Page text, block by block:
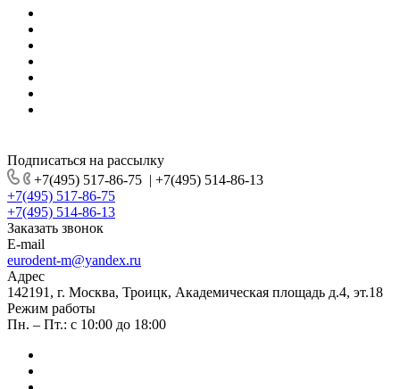
Подписаться на рассылку
+7(495) 517-86-75 | +7(495) 514-86-13
+7(495) 517-86-75
+7(495) 514-86-13
Заказать звонок
E-mail
eurodent-m@yandex.ru
Адрес
142191, г. Москва, Троицк, Академическая площадь д.4, эт.18
Режим работы
Пн. – Пт.: с 10:00 до 18:00